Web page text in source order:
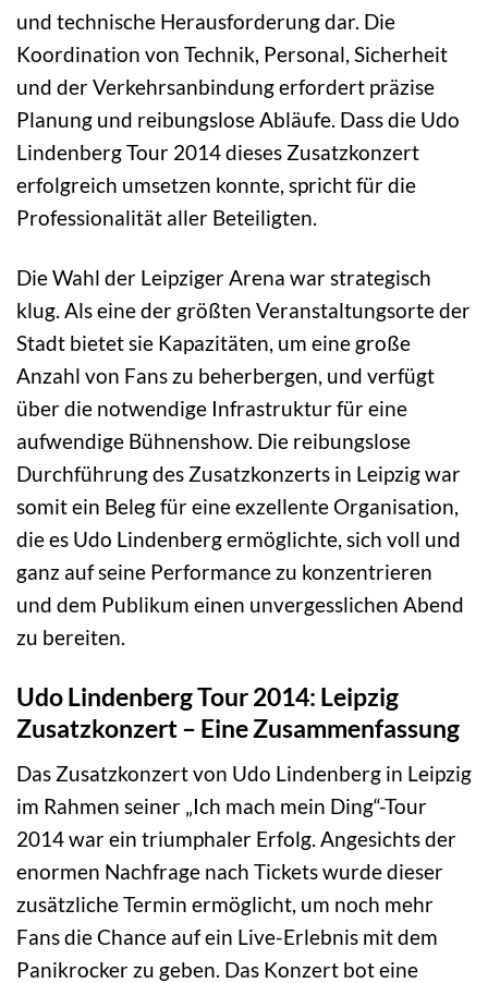
und technische Herausforderung dar. Die
Koordination von Technik, Personal, Sicherheit
und der Verkehrsanbindung erfordert präzise
Planung und reibungslose Abläufe. Dass die Udo
Lindenberg Tour 2014 dieses Zusatzkonzert
erfolgreich umsetzen konnte, spricht für die
Professionalität aller Beteiligten.
Die Wahl der Leipziger Arena war strategisch
klug. Als eine der größten Veranstaltungsorte der
Stadt bietet sie Kapazitäten, um eine große
Anzahl von Fans zu beherbergen, und verfügt
über die notwendige Infrastruktur für eine
aufwendige Bühnenshow. Die reibungslose
Durchführung des Zusatzkonzerts in Leipzig war
somit ein Beleg für eine exzellente Organisation,
die es Udo Lindenberg ermöglichte, sich voll und
ganz auf seine Performance zu konzentrieren
und dem Publikum einen unvergesslichen Abend
zu bereiten.
Udo Lindenberg Tour 2014: Leipzig
Zusatzkonzert – Eine Zusammenfassung
Das Zusatzkonzert von Udo Lindenberg in Leipzig
im Rahmen seiner „Ich mach mein Ding“-Tour
2014 war ein triumphaler Erfolg. Angesichts der
enormen Nachfrage nach Tickets wurde dieser
zusätzliche Termin ermöglicht, um noch mehr
Fans die Chance auf ein Live-Erlebnis mit dem
Panikrocker zu geben. Das Konzert bot eine